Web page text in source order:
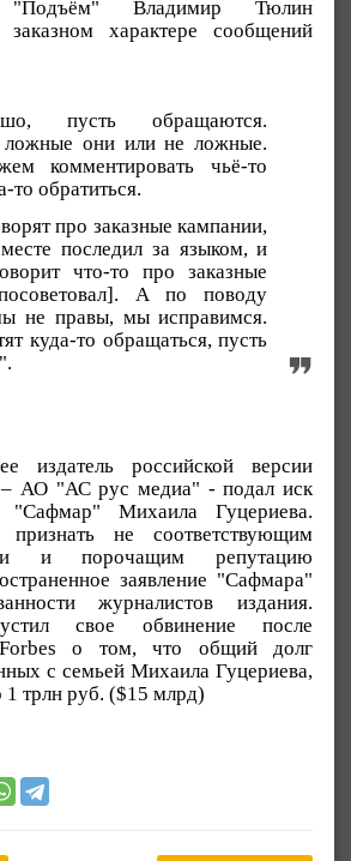
Владимир Тюлин
заказном характере сообщений
пусть обращаются.
они или не ложные.
комментировать чьё-то
то обратиться.
про заказные кампании,
последил за языком, и
что-то про заказные
А по поводу
не правы, мы исправимся.
куда-то обращаться, пусть
издатель российской версии
– АО "АС рус медиа" - подал иск
"Сафмар" Михаила Гуцериева.
признать не соответствующим
и порочащим репутацию
заявление "Сафмара"
журналистов издания.
свое обвинение после
о том, что общий долг
с семьей Михаила Гуцериева,
1 трлн руб. ($15 млрд)